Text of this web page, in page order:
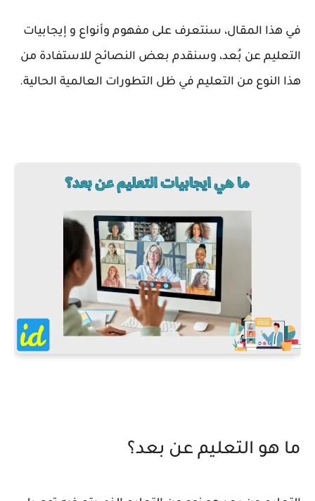
في هذا المقال، سنتعرف على مفهوم وأنواع و إيجابيات
التعليم عن بُعد، وسنقدم بعض النصائح للاستفادة من
هذا النوع من التعليم في ظل التطورات العالمية الحالية.
ما هو التعليم عن بعد؟